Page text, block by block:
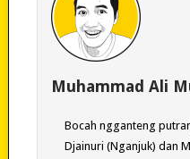
Muhammad Ali
Bocah ngganteng
Djainuri (Nganjuk) dan